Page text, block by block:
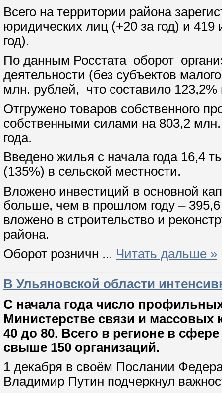
Всего на территории района
юридических лиц (+20 за год) и
год).
По данным Росстата оборот
деятельности (без субъектов
млн. рублей, что составило 123,2%
Отгружено товаров собственного
собственными силами на 803,2
года.
Введено жилья с начала года 16,4
(135%) в сельской местности.
Вложено инвестиций в основной
больше, чем в прошлом году –
вложено в строительство и
района.
Оборот розничн ... Читать дальше »
В Ульяновской области
С начала года число
Министерстве связи и
40 до 80. Всего в регионе в
свыше 150 организаций.
1 декабря в своём Послании
Владимир Путин подчеркнул